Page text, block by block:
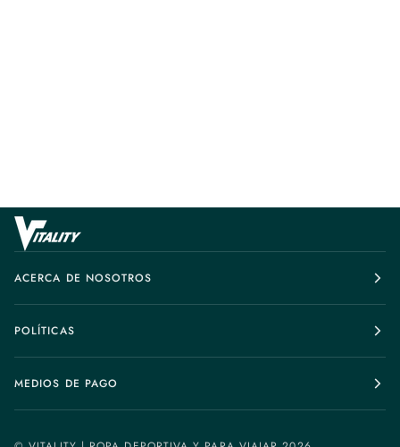
ACERCA DE NOSOTROS
POLÍTICAS
MEDIOS DE PAGO